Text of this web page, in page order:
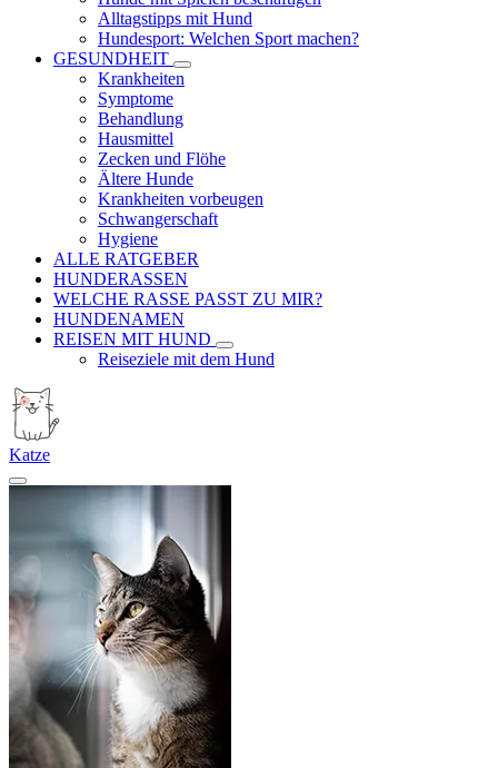
Alltagstipps mit Hund
Hundesport: Welchen Sport machen?
GESUNDHEIT
Krankheiten
Symptome
Behandlung
Hausmittel
Zecken und Flöhe
Ältere Hunde
Krankheiten vorbeugen
Schwangerschaft
Hygiene
ALLE RATGEBER
HUNDERASSEN
WELCHE RASSE PASST ZU MIR?
HUNDENAMEN
REISEN MIT HUND
Reiseziele mit dem Hund
Katze